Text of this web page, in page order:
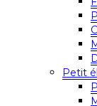
Petit